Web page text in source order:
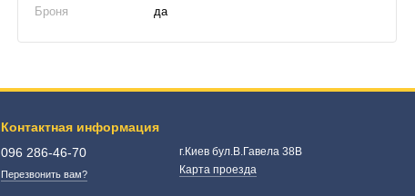
Броня да
Контактная информация
096 286-46-70
Перезвонить вам?
г.Киев бул.В.Гавела 38В
Карта проезда